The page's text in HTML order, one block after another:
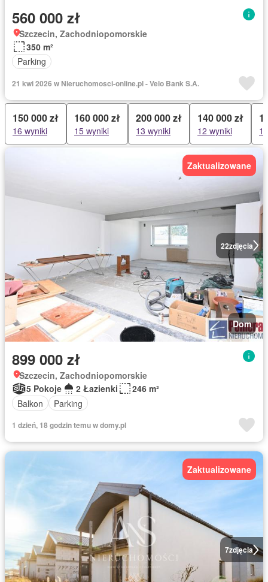
560 000 zł
Szczecin, Zachodniopomorskie
350 m²
Parking
21 kwi 2026 w Nieruchomosci-online.pl - Velo Bank S.A.
150 000 zł
16 wyniki
160 000 zł
15 wyniki
200 000 zł
13 wyniki
140 000 zł
12 wyniki
22zdjęcia
Zaktualizowane
Dom
899 000 zł
Szczecin, Zachodniopomorskie
5 Pokoje
2 Łazienki
246 m²
Balkon
Parking
1 dzień, 18 godzin temu w domy.pl
7zdjęcia
Zaktualizowane